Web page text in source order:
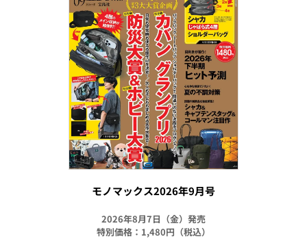
モノマックス2026年9月号
2026年8月7日（金）発売
特別価格：1,480円（税込）